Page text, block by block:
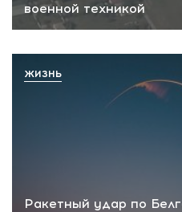
военной техникой
Ракетный удар по
ЖИЗНЬ